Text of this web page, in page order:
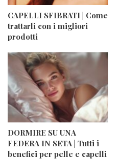
CAPELLI SFIBRATI | Come
trattarli con i migliori
prodotti
DORMIRE SU UNA
FEDERA IN SETA | Tutti i
benefici per pelle e capelli